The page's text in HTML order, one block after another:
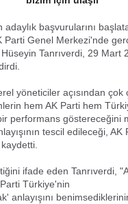
başvurularını
Genel Merkezi'nde
Tanrıverdi, 29 Mart
yöneticiler açısından çok
hem AK Parti hem
performans göstereceğini
tescil edileceği,
ifade eden Tanrıverdi,
Türkiye'nin